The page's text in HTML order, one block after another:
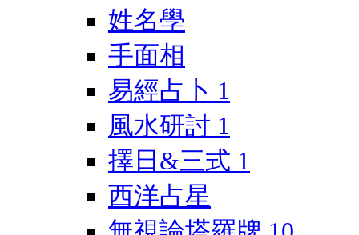
姓名學
手面相
易經占卜 1
風水研討 1
擇日&三式 1
西洋占星